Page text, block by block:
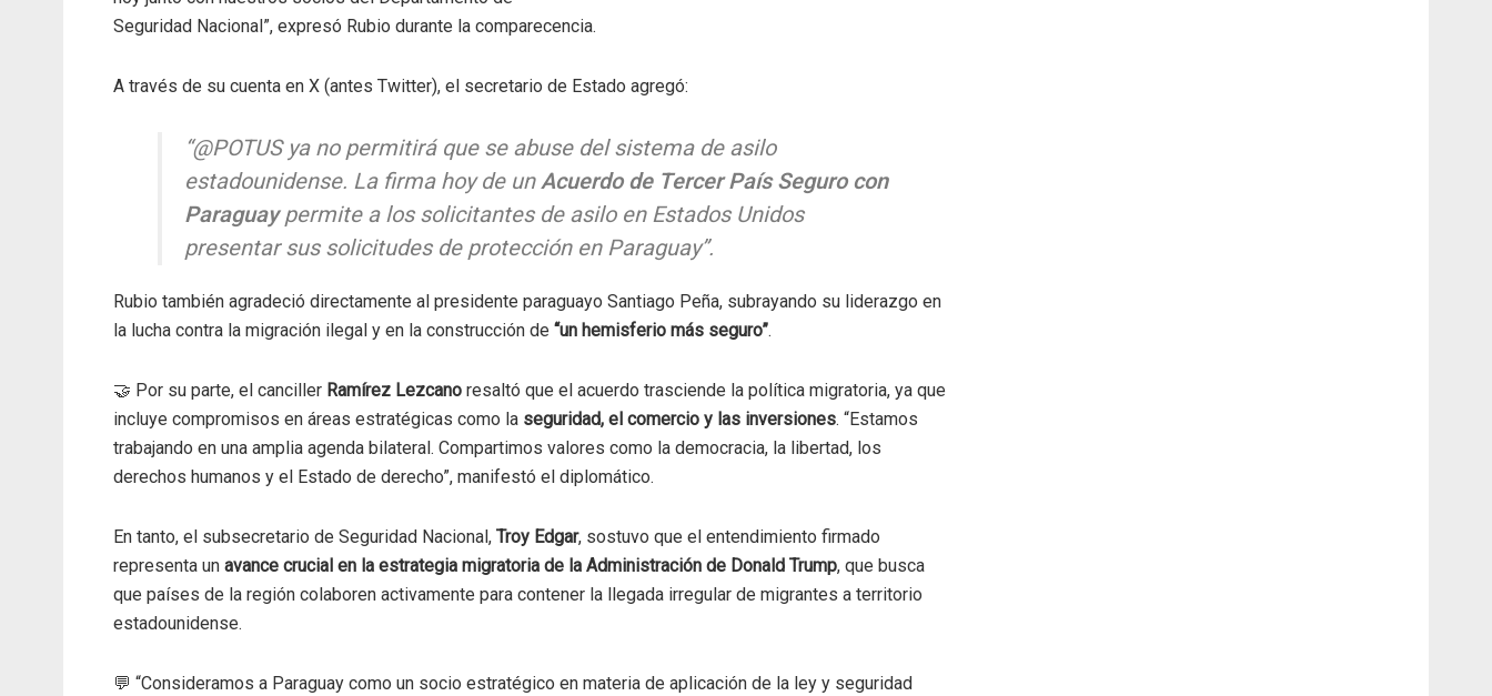
Seguridad Nacional”, expresó Rubio durante la comparecencia.
A través de su cuenta en X (antes Twitter), el secretario de Estado agregó:
“@POTUS ya no permitirá que se abuse del sistema de asilo
estadounidense. La firma hoy de unAcuerdo de Tercer País Seguro con
Paraguaypermite a los solicitantes de asilo en Estados Unidos
presentar sus solicitudes de protección en Paraguay”.
Rubio también agradeció directamente al presidente paraguayo Santiago Peña, subrayando su liderazgo en
la lucha contra la migración ilegal y en la construcción de “un hemisferio más seguro”.
🤝 Por su parte, el canciller Ramírez Lezcano resaltó que el acuerdo trasciende la política migratoria, ya que
incluye compromisos en áreas estratégicas como la seguridad, el comercio y las inversiones. “Estamos
trabajando en una amplia agenda bilateral. Compartimos valores como la democracia, la libertad, los
derechos humanos y el Estado de derecho”, manifestó el diplomático.
En tanto, el subsecretario de Seguridad Nacional, Troy Edgar, sostuvo que el entendimiento firmado
representa un avance crucial en la estrategia migratoria de la Administración de Donald Trump, que busca
que países de la región colaboren activamente para contener la llegada irregular de migrantes a territorio
estadounidense.
💬 “Consideramos a Paraguay como un socio estratégico en materia de aplicación de la ley y seguridad